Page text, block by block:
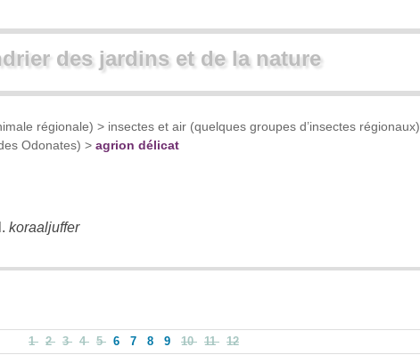
des jardins et de la nature
régionale) > insectes et air (quelques groupes d’insectes régionaux)
Odonates) > agrion délicat
koraaljuffer
1 2 3 4 5 6 7 8 9 10 11 12